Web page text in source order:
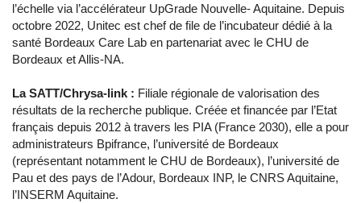
l’échelle via l’accélérateur UpGrade Nouvelle- Aquitaine. Depuis
octobre 2022, Unitec est chef de file de l’incubateur dédié à la
santé Bordeaux Care Lab en partenariat avec le CHU de
Bordeaux et Allis-NA.
La SATT/Chrysa-link : Filiale régionale de valorisation des
résultats de la recherche publique. Créée et financée par l’Etat
français depuis 2012 à travers les PIA (France 2030), elle a pour
administrateurs Bpifrance, l’université de Bordeaux
(représentant notamment le CHU de Bordeaux), l’université de
Pau et des pays de l’Adour, Bordeaux INP, le CNRS Aquitaine,
l’INSERM Aquitaine.